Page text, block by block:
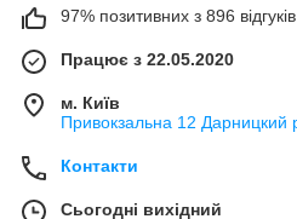
97% позитивних з 896 відгуків
Працює з 22.05.2020
м. Київ
Привокзальна 12 Дарницкий
Контакти
Сьогодні вихідний